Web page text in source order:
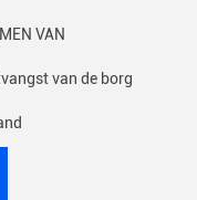
VAN
van de borg